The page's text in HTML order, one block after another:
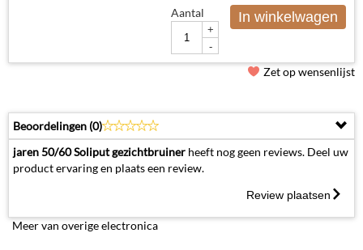
Aantal
+
-
In winkelwagen
Zet op wensenlijst
Beoordelingen (0)
jaren 50/60 Soliput gezichtbruiner heeft nog geen reviews. Deel uw
product ervaring en plaats een review.
Review plaatsen
Meer van overige electronica